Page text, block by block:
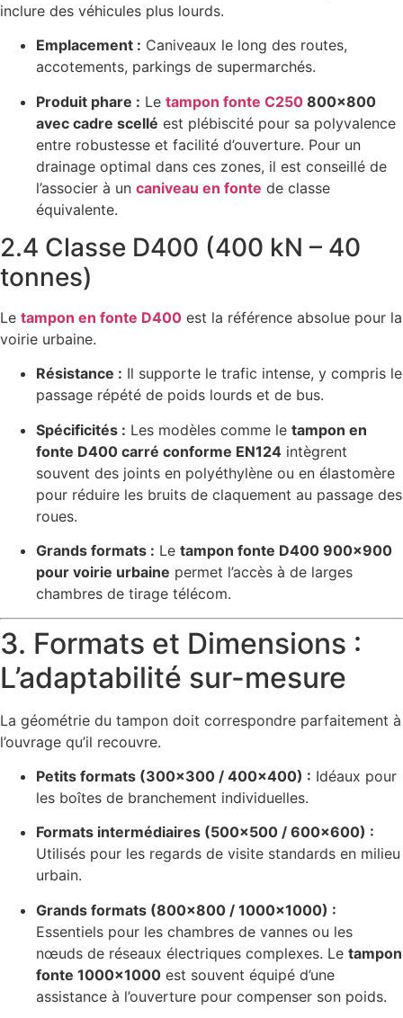
inclure des véhicules plus lourds.
Emplacement : Caniveaux le long des routes,
accotements, parkings de supermarchés.
Produit phare : Le tampon fonte C250 800×800
avec cadre scellé est plébiscité pour sa polyvalence
entre robustesse et facilité d’ouverture. Pour un
drainage optimal dans ces zones, il est conseillé de
l’associer à un caniveau en fonte de classe
équivalente.
2.4 Classe D400 (400 kN – 40
tonnes)
Le tampon en fonte D400 est la référence absolue pour la
voirie urbaine.
Résistance : Il supporte le trafic intense, y compris le
passage répété de poids lourds et de bus.
Spécificités : Les modèles comme le tampon en
fonte D400 carré conforme EN124 intègrent
souvent des joints en polyéthylène ou en élastomère
pour réduire les bruits de claquement au passage des
roues.
Grands formats : Le tampon fonte D400 900×900
pour voirie urbaine permet l’accès à de larges
chambres de tirage télécom.
3. Formats et Dimensions :
L’adaptabilité sur-mesure
La géométrie du tampon doit correspondre parfaitement à
l’ouvrage qu’il recouvre.
Petits formats (300×300 / 400×400) : Idéaux pour
les boîtes de branchement individuelles.
Formats intermédiaires (500×500 / 600×600) :
Utilisés pour les regards de visite standards en milieu
urbain.
Grands formats (800×800 / 1000×1000) :
Essentiels pour les chambres de vannes ou les
nœuds de réseaux électriques complexes. Le tampon
fonte 1000×1000 est souvent équipé d’une
assistance à l’ouverture pour compenser son poids.